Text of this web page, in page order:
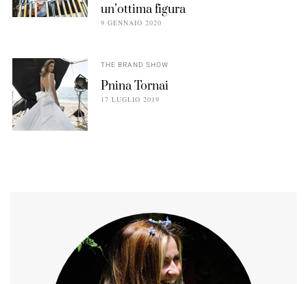
un’ottima figura
9 GENNAIO 2020
THE BRAND SHOW
Pnina Tornai
17 LUGLIO 2019